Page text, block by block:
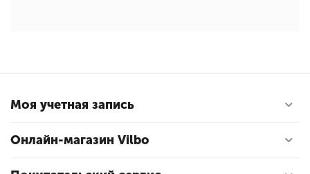
Моя учетная запись
Онлайн-магазин Vilbo